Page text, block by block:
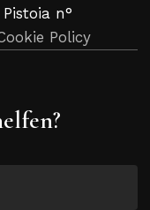
n°
Policy